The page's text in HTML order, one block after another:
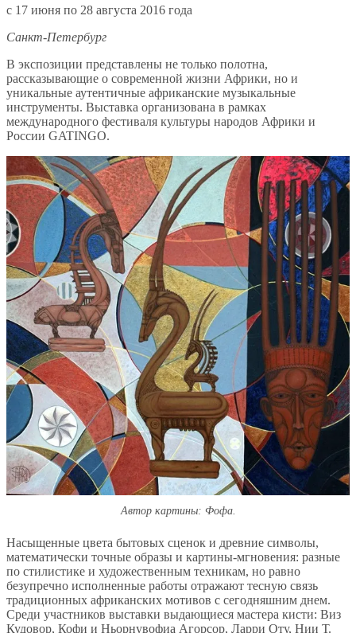
c 17 июня по 28 августа 2016 года
Санкт-Петербург
В экспозиции представлены не только полотна,
рассказывающие о современной жизни Африки, но и
уникальные аутентичные африканские музыкальные
инструменты. Выставка организована в рамках
международного фестиваля культуры народов Африки и
России GATINGO.
Автор картины: Фофа.
Насыщенные цвета бытовых сценок и древние символы,
математически точные образы и картины-мгновения: разные
по стилистике и художественным техникам, но равно
безупречно исполненные работы отражают тесную связь
традиционных африканских мотивов с сегодняшним днем.
Среди участников выставки выдающиеся мастера кисти: Виз
Кудовор, Кофи и Ньорнувофиа Агорсор, Ларри Оту, Нии Т.